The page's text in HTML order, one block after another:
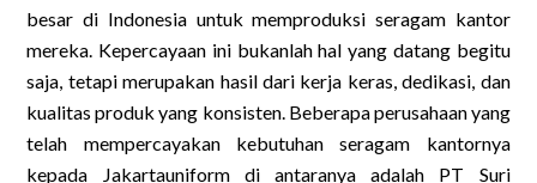
besar di Indonesia untuk memproduksi seragam kantor
mereka. Kepercayaan ini bukanlah hal yang datang begitu
saja, tetapi merupakan hasil dari kerja keras, dedikasi, dan
kualitas produk yang konsisten. Beberapa perusahaan yang
telah mempercayakan kebutuhan seragam kantornya
kepada Jakartauniform di antaranya adalah PT Suri